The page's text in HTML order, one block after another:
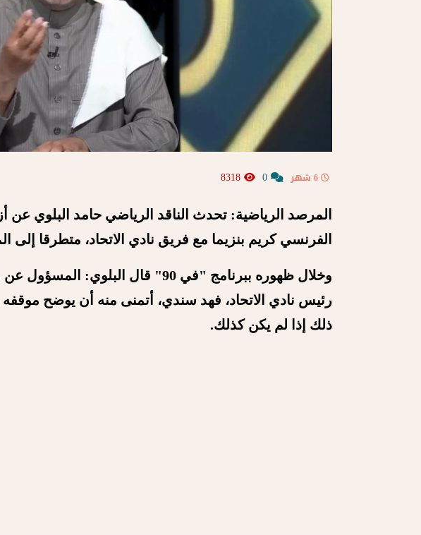
المرصد الرياضية: تحدث الناقد الرياضي حامد البلوي عن
الفرنسي كريم بنزيما مع فريق نادي الاتحاد، متطرقا إلى
وخلال ظهوره ببرنامج "في 90" قال
رئيس نادي الاتحاد، فهد سندي، أتمنى منه أن يوضح
ذلك إذا لم يكن كذلك.